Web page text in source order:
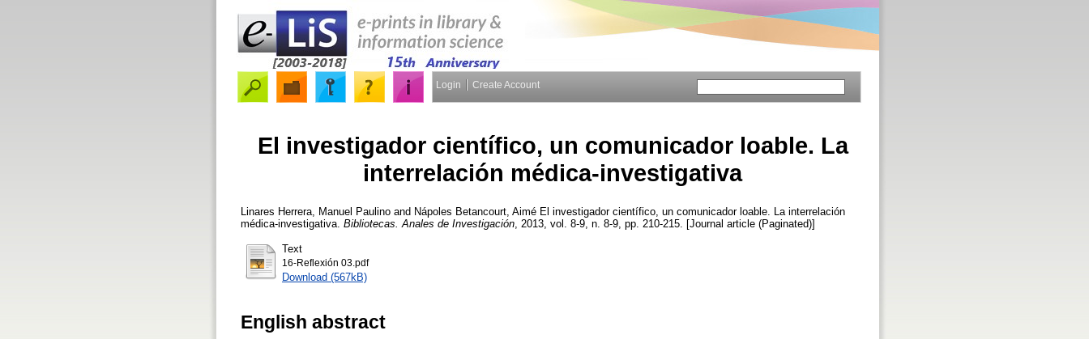
Login Create Account
El investigador científico, un comunicador loable. La
interrelación médica‑investigativa
Linares Herrera, Manuel Paulino and Nápoles Betancourt, Aimé El investigador científico, un comunicador loable. La interrelación
médica‑investigativa. Bibliotecas. Anales de Investigación , 2013, vol. 8-9, n. 8-9, pp. 210-215. [Journal article (Paginated)]
Text
16-Reflexión 03.pdf
Download (567kB)
English abstract